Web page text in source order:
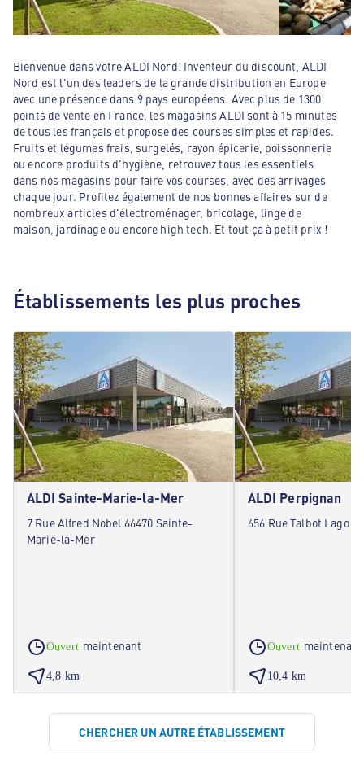
Bienvenue dans votre ALDI Nord! Inventeur du discount, ALDI
Nord est l'un des leaders de la grande distribution en Europe
avec une présence dans 9 pays européens. Avec plus de 1300
points de vente en France, les magasins ALDI sont à 15 minutes
de tous les français et propose des courses simples et rapides.
Fruits et légumes frais, surgelés, rayon épicerie, poissonnerie
ou encore produits d'hygiène, retrouvez tous les essentiels
dans nos magasins pour faire vos courses, avec des arrivages
chaque jour. Profitez également de nos bonnes affaires sur de
nombreux articles d'électroménager, bricolage, linge de
maison, jardinage ou encore high tech. Et tout ça à petit prix !
Établissements les plus proches
ALDI Sainte-Marie-la-Mer
7 Rue Alfred Nobel 66470 Sainte-
Marie-la-Mer
Ouvert maintenant
4,8 km
ALDI Perpignan
656 Rue Talbot Lago
Ouvert maintenant
10,4 km
CHERCHER UN AUTRE ÉTABLISSEMENT